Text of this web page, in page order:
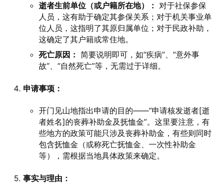
逝者生前单位（或户籍所在地）： 对于社保参保
人员，这有助于确定其参保关系；对于机关事业单
位人员，这指明了其原归属单位；对于民政补助，
这确定了其户籍或常住地。
死亡原因： 简要说明即可，如“疾病”、“意外事
故”、“自然死亡”等，无需过于详细。
申请事项：
开门见山地指出申请的目的——“申请核发逝者[逝
者姓名]的丧葬补助金及抚恤金”。这里要注意，有
些地方的政策可能只涉及丧葬补助金，有些则同时
包含抚恤金（或称死亡抚恤金、一次性补助金
等），需根据当地具体政策来确定。
事实与理由：